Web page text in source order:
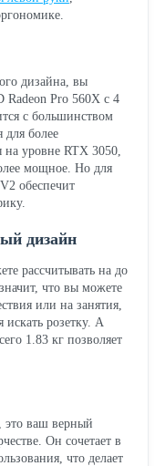
дизайна, вы
Radeon Pro 560X с 4
с большинством
более
на уровне RTX 3050,
мощное. Но для
обеспечит
дизайн
рассчитывать на до
что вы можете
или на занятия,
искать розетку. А
1.83 кг позволяет
это ваш верный
Он сочетает в
что делает